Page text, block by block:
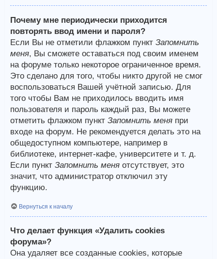
Почему мне периодически приходится
повторять ввод имени и пароля?
Если Вы не отметили флажком пункт Запомнить
меня, Вы сможете оставаться под своим именем
на форуме только некоторое ограниченное время.
Это сделано для того, чтобы никто другой не смог
воспользоваться Вашей учётной записью. Для
того чтобы Вам не приходилось вводить имя
пользователя и пароль каждый раз, Вы можете
отметить флажком пункт Запомнить меня при
входе на форум. Не рекомендуется делать это на
общедоступном компьютере, например в
библиотеке, интернет-кафе, университете и т. д.
Если пункт Запомнить меня отсутствует, это
значит, что администратор отключил эту
функцию.
Вернуться к началу
Что делает функция «Удалить cookies
форума»?
Она удаляет все созданные cookies, которые